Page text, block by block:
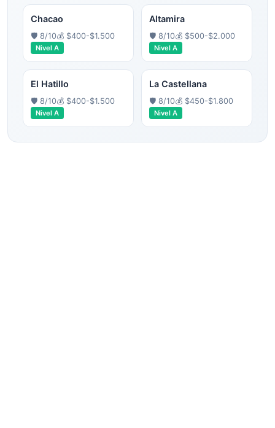
Chacao
🛡️ 8/10💰 $400-$1.500
Nivel A
Altamira
🛡️ 8/10💰 $500-$2.000
Nivel A
El Hatillo
🛡️ 8/10💰 $400-$1.500
Nivel A
La Castellana
🛡️ 8/10💰 $450-$1.800
Nivel A